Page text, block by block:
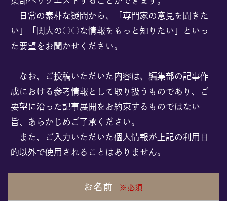
リクエスト
日常の素朴な疑問から、「専門家の意見を聞きたい」「関
大の○○な情報をもっと知りたい」といった要望を、どなた
でもご自由にご投稿ください。
※全てのリクエストにお応えすることはできません
日常の素朴な疑問から、「専門家の意見を聞きた
い」「関大の○○な情報をもっと知りたい」といっ
た要望をお聞かせください。
なお、ご投稿いただいた内容は、編集部の記事作
成における参考情報として取り扱うものであり、ご
要望に沿った記事展開をお約束するものではない
旨、あらかじめご了承ください。
また、ご入力いただいた個人情報が上記の利用目
的以外で使用されることはありません。
お名前 ※必須